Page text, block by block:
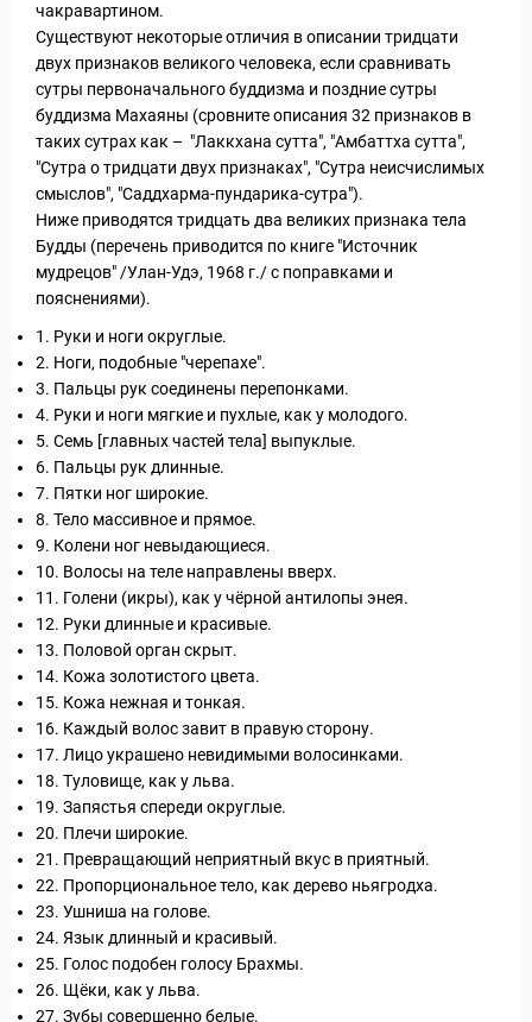
чакравартином.
Существуют некоторые отличия в описании тридцати
двух признаков великого человека, если сравнивать
сутры первоначального буддизма и поздние сутры
буддизма Махаяны (сровните описания 32 признаков в
таких сутрах как – "Лаккхана сутта", "Амбаттха сутта",
"Сутра о тридцати двух признаках", "Сутра неисчислимых
смыслов", "Саддхарма-пундарика-сутра").
Ниже приводятся тридцать два великих признака тела
Будды (перечень приводится по книге "Источник
мудрецов" /Улан-Удэ, 1968 г./ с поправками и
пояснениями).
1. Руки и ноги округлые.
2. Ноги, подобные "черепахе".
3. Пальцы рук соединены перепонками.
4. Руки и ноги мягкие и пухлые, как у молодого.
5. Семь [главных частей тела] выпуклые.
6. Пальцы рук длинные.
7. Пятки ног широкие.
8. Тело массивное и прямое.
9. Колени ног невыдающиеся.
10. Волосы на теле направлены вверх.
11. Голени (икры), как у чёрной антилопы энея.
12. Руки длинные и красивые.
13. Половой орган скрыт.
14. Кожа золотистого цвета.
15. Кожа нежная и тонкая.
16. Каждый волос завит в правую сторону.
17. Лицо украшено невидимыми волосинками.
18. Туловище, как у льва.
19. Запястья спереди округлые.
20. Плечи широкие.
21. Превращающий неприятный вкус в приятный.
22. Пропорциональное тело, как дерево ньягродха.
23. Ушниша на голове.
24. Язык длинный и красивый.
25. Голос подобен голосу Брахмы.
26. Щёки, как у льва.
27. Зубы совершенно белые.